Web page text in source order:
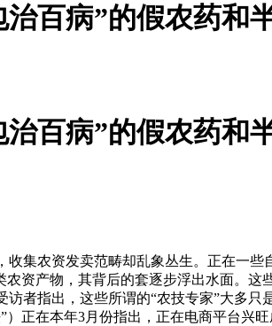
百病”的假农药和
百病”的假农药和
农资发卖范畴却乱象丛生。正在一些
资产物，其背后的套逐步浮出水面。
者指出，这些所谓的“农技专家”大多
正在本年3月份指出，正在电商平台兴